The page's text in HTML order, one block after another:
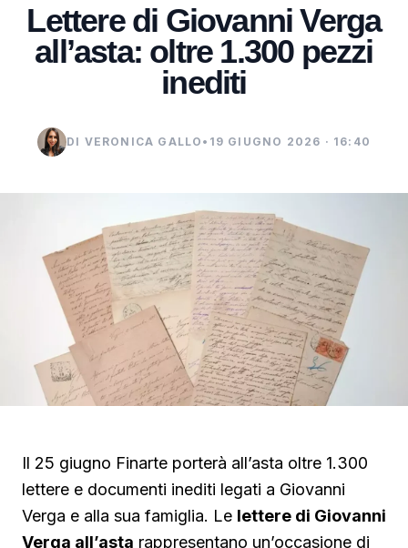
Lettere di Giovanni Verga
all’asta: oltre 1.300 pezzi
inediti
DI VERONICA GALLO • 19 GIUGNO 2026 · 16:40
Il 25 giugno Finarte porterà all’asta oltre 1.300
lettere e documenti inediti legati a Giovanni
Verga e alla sua famiglia. Le lettere di Giovanni
Verga all’asta rappresentano un’occasione di